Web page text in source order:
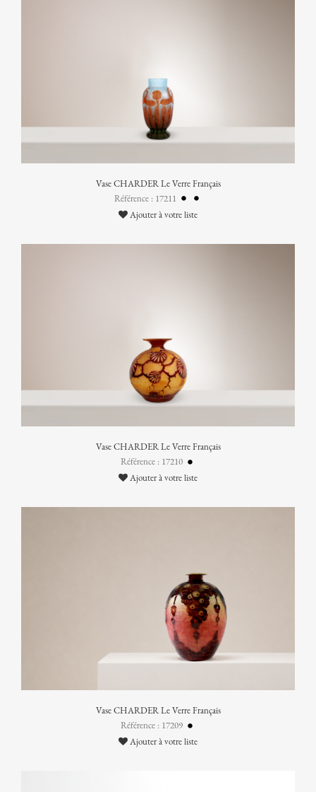
Vase CHARDER Le Verre Français
Référence : 17211
Ajouter à votre liste
Vase CHARDER Le Verre Français
Référence : 17210
Ajouter à votre liste
Vase CHARDER Le Verre Français
Référence : 17209
Ajouter à votre liste